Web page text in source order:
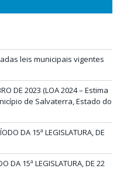
leis municipais vigentes
DE 2023 (LOA 2024 – Estima
de Salvaterra, Estado do
DA 15ª LEGISLATURA, DE
DA 15ª LEGISLATURA, DE 22